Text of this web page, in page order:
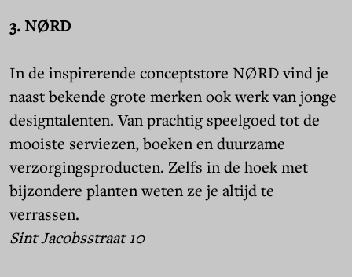
3. NØRD
In de inspirerende conceptstore NØRD vind je
naast bekende grote merken ook werk van jonge
designtalenten. Van prachtig speelgoed tot de
mooiste serviezen, boeken en duurzame
verzorgingsproducten. Zelfs in de hoek met
bijzondere planten weten ze je altijd te
verrassen.
Sint Jacobsstraat 10